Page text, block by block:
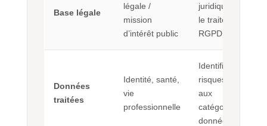
Base légale
légale /
mission
d’intérêt public
juridiquement
le traitement
RGPD.
Données
traitées
Identité, santé,
vie
professionnelle
Identifier les
risques liés
aux
catégories de
données.